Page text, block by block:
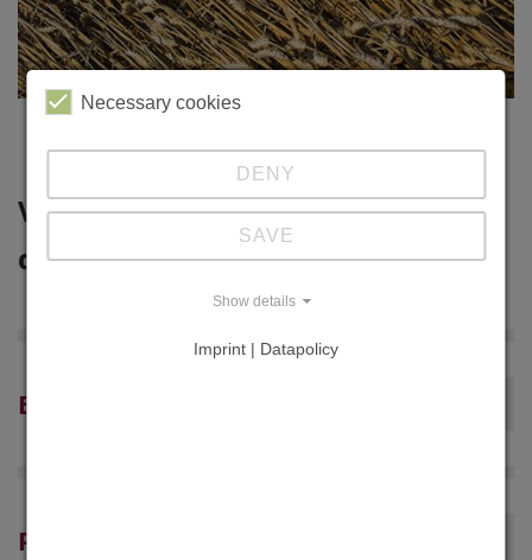
Veränderungen und Risiken durch
den Klimawandel
Erhöhung der CO2-Konzentration
Pänologische Phasen
Necessary cookies
DENY
SAVE
Show details
Imprint | Datapolicy